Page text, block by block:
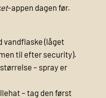
-appen dagen før.
vandflaske (låget
til efter security).
– spray er
– tag den først